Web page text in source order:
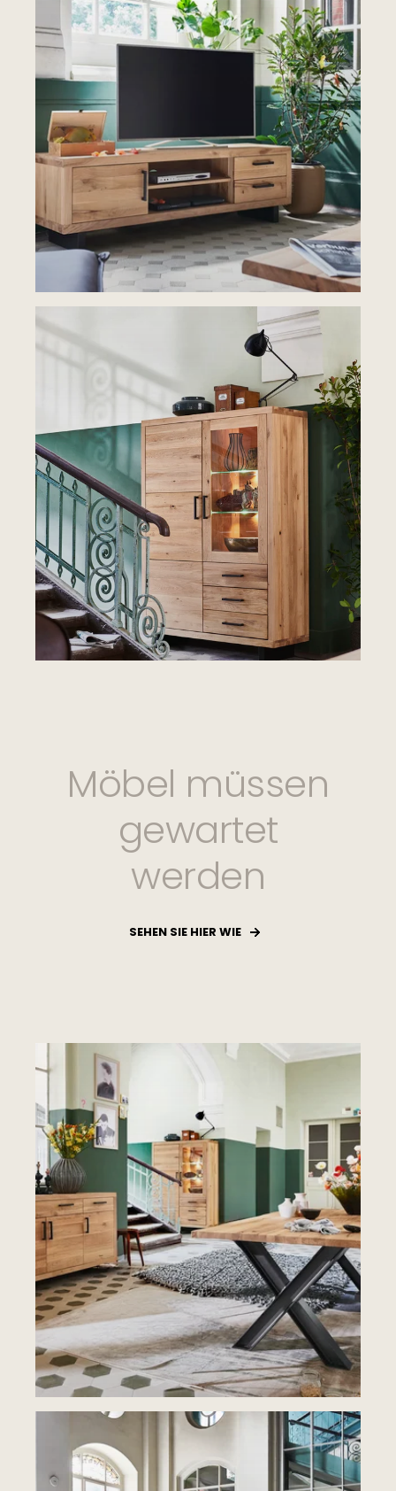
Möbel müssen
gewartet
werden
SEHEN SIE HIER WIE